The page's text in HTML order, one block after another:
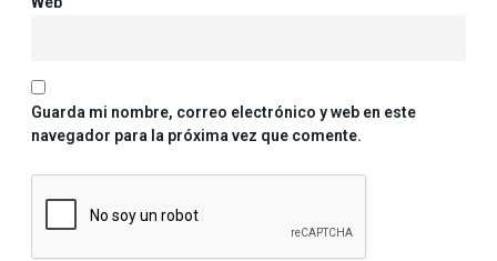
Guarda mi nombre, correo electrónico y web en este
navegador para la próxima vez que comente.